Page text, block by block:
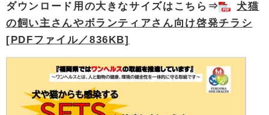
ダウンロード用の大きなサイズはこちら⇒
犬猫
の飼い主さんやボランティアさん向け啓発チラシ
[PDFファイル／836KB]